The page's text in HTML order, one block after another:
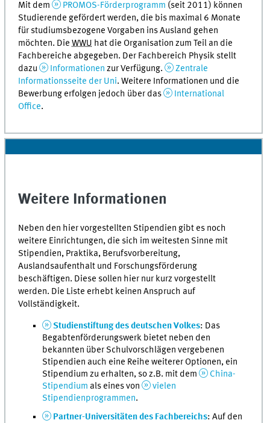
Mit dem PROMOS-Förderprogramm (seit 2011) können
Studierende gefördert werden, die bis maximal 6 Monate
für studiumsbezogene Vorgaben ins Ausland gehen
möchten. DieWWU hat die Organisation zum Teil an die
Fachbereiche abgegeben. Der Fachbereich Physik stellt
dazu
Informationen zur Verfügung.
Zentrale
Informationsseite der Uni. Weitere Informationen und die
Bewerbung erfolgen jedoch über das
International
Office.
Weitere Informationen
Neben den hier vorgestellten Stipendien gibt es noch
weitere Einrichtungen, die sich im weitesten Sinne mit
Stipendien, Praktika, Berufsvorbereitung,
Auslandsaufenthalt und Forschungsförderung
beschäftigen. Diese sollen hier nur kurz vorgestellt
werden. Die Liste erhebt keinen Anspruch auf
Vollständigkeit.
Studienstiftung des deutschen Volkes: Das
Begabtenförderungswerk bietet neben den
bekannten über Schulvorschlägen vergebenen
Stipendien auch eine Reihe weiterer Optionen, ein
Stipendium zu erhalten, so z.B. mit dem
China-
Stipendium als eines von
vielen
Stipendienprogrammen.
Partner-Universitäten des Fachbereichs: Auf den